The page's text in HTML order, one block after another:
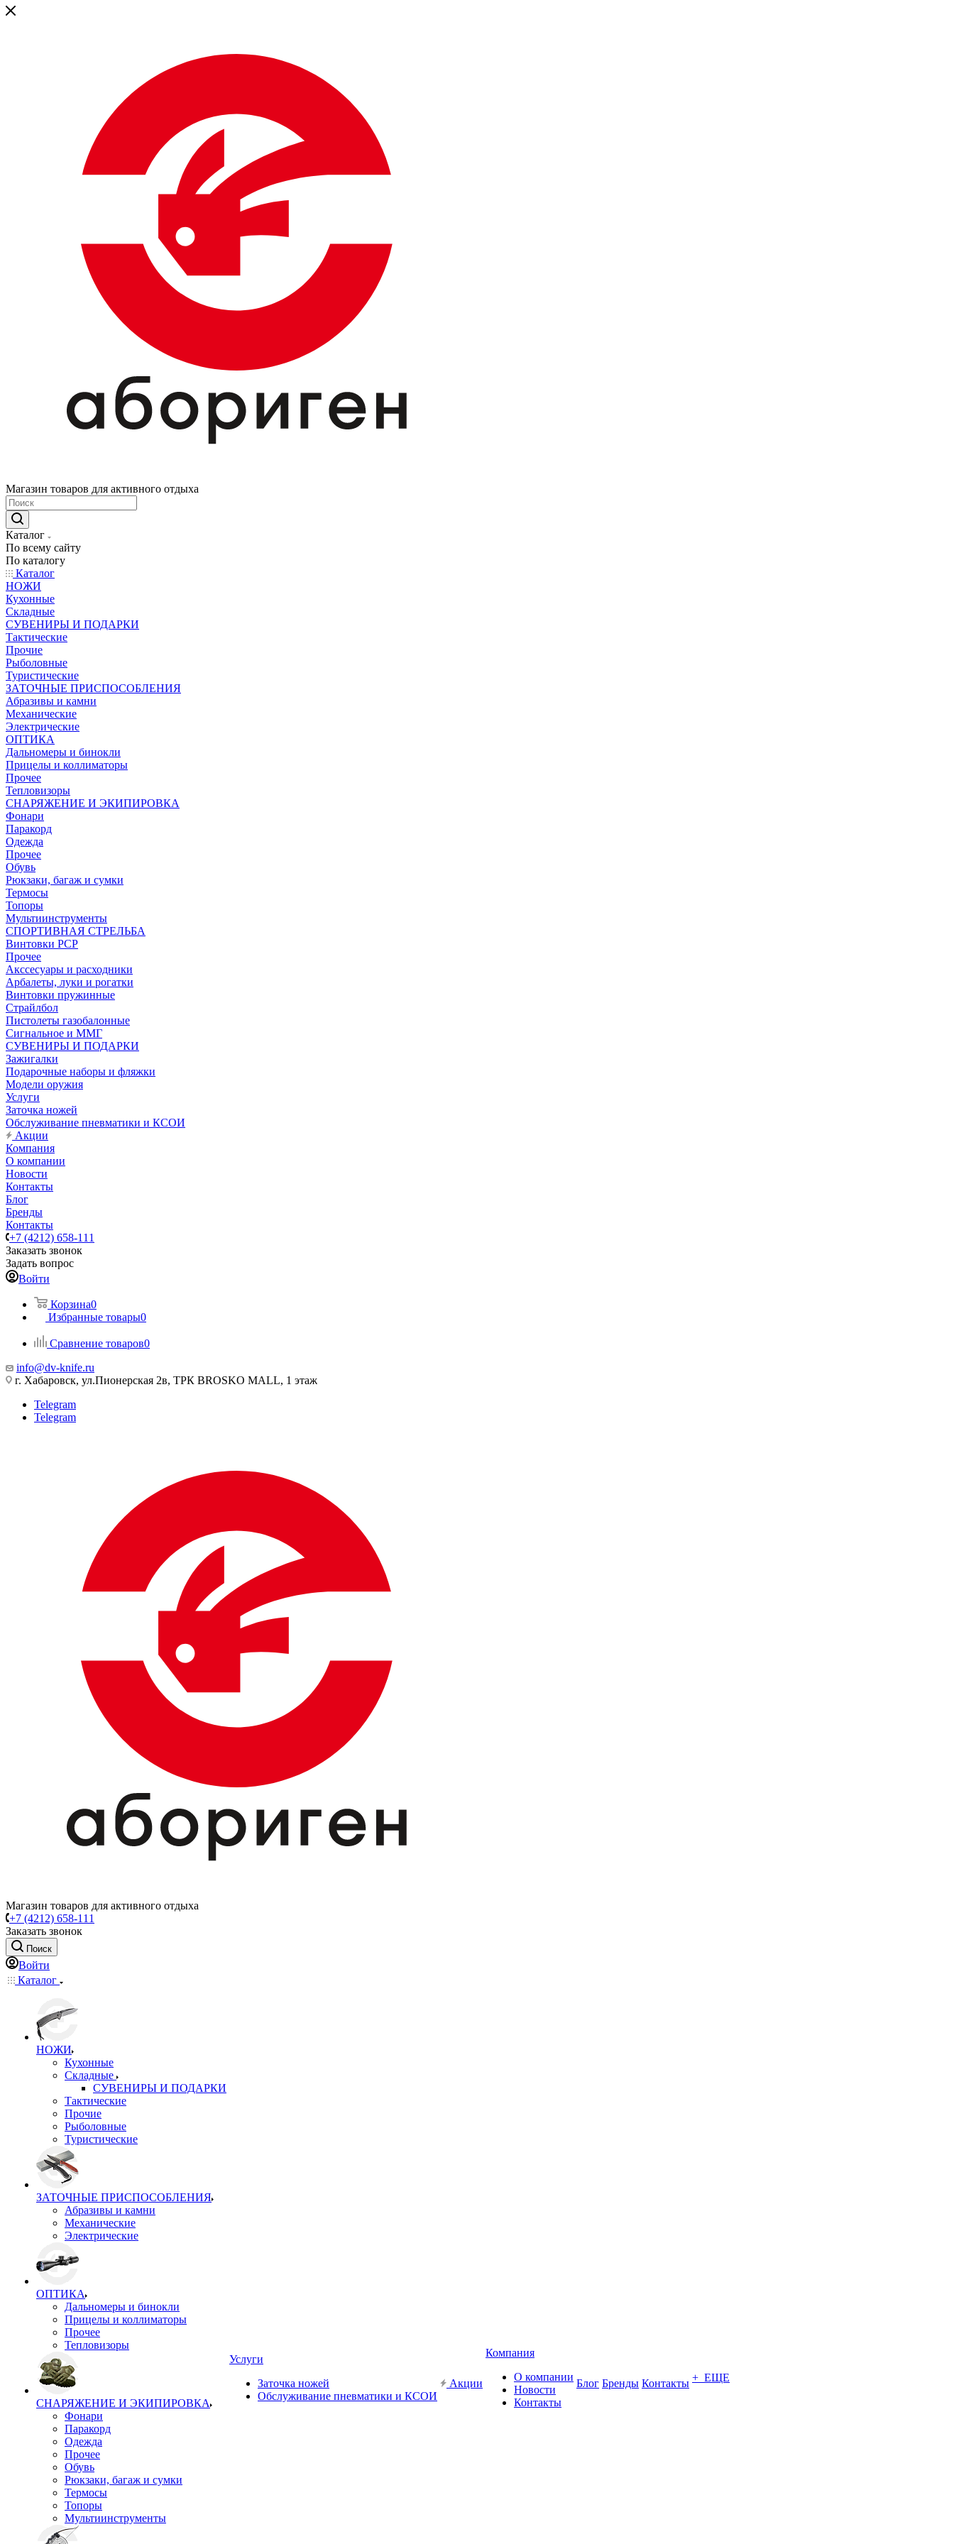
Магазин товаров для активного отдыха
Каталог
По всему сайту
По каталогу
Каталог
НОЖИ
Кухонные
Складные
СУВЕНИРЫ И ПОДАРКИ
Тактические
Прочие
Рыболовные
Туристические
ЗАТОЧНЫЕ ПРИСПОСОБЛЕНИЯ
Абразивы и камни
Механические
Электрические
ОПТИКА
Дальномеры и бинокли
Прицелы и коллиматоры
Прочее
Тепловизоры
СНАРЯЖЕНИЕ И ЭКИПИРОВКА
Фонари
Паракорд
Одежда
Прочее
Обувь
Рюкзаки, багаж и сумки
Термосы
Топоры
Мультиинструменты
СПОРТИВНАЯ СТРЕЛЬБА
Винтовки PCP
Прочее
Акссесуары и расходники
Арбалеты, луки и рогатки
Винтовки пружинные
Страйлбол
Пистолеты газобалонные
Сигнальное и ММГ
СУВЕНИРЫ И ПОДАРКИ
Зажигалки
Подарочные наборы и фляжки
Модели оружия
Услуги
Заточка ножей
Обслуживание пневматики и КСОИ
Акции
Компания
О компании
Новости
Контакты
Блог
Бренды
Контакты
+7 (4212) 658-111
Заказать звонок
Задать вопрос
Войти
Корзина0
Избранные товары0
Сравнение товаров0
info@dv-knife.ru
г. Хабаровск, ул.Пионерская 2в, ТРК BROSKO MALL, 1 этаж
Telegram
Telegram
Магазин товаров для активного отдыха
+7 (4212) 658-111
Заказать звонок
Поиск
Войти
Каталог
НОЖИ
Кухонные
Складные
СУВЕНИРЫ И ПОДАРКИ
Тактические
Прочие
Рыболовные
Туристические
ЗАТОЧНЫЕ ПРИСПОСОБЛЕНИЯ
Абразивы и камни
Механические
Электрические
ОПТИКА
Дальномеры и бинокли
Прицелы и коллиматоры
Прочее
Тепловизоры
СНАРЯЖЕНИЕ И ЭКИПИРОВКА
Фонари
Паракорд
Одежда
Прочее
Обувь
Рюкзаки, багаж и сумки
Термосы
Топоры
Мультиинструменты
Услуги
Заточка ножей
Обслуживание пневматики и КСОИ
Акции
Компания
О компании
Новости
Контакты
Блог Бренды Контакты + ЕЩЕ